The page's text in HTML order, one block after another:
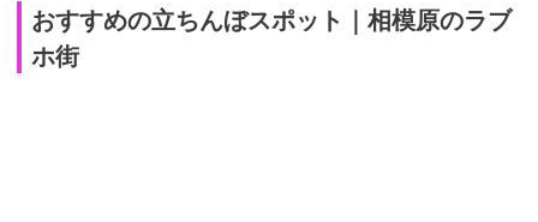
おすすめの立ちんぼスポット｜相模原のラブ
ホ街